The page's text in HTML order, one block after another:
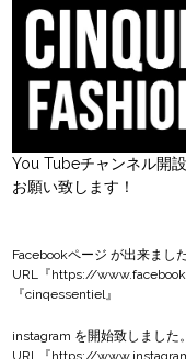
You Tubeチャンネル開
お願い致します！
Facebookページ が出来まし
URL『https://
『cinqessentiel』
instagram を開始致しました
URL『https://